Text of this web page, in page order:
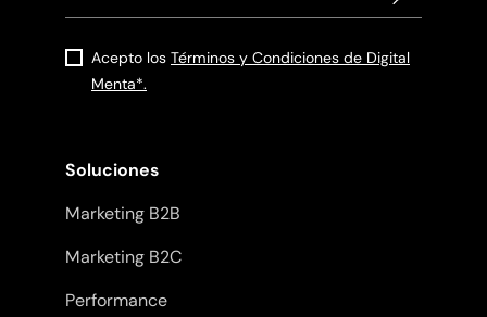
Acepto los Términos y Condiciones de Digital
Menta*.
Soluciones
Marketing B2B
Marketing B2C
Performance